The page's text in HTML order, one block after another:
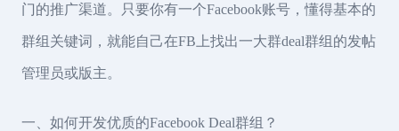
门的推广渠道。只要你有一个Facebook账号，懂得基本的
群组关键词，就能自己在FB上找出一大群deal群组的发帖
管理员或版主。
一、如何开发优质的Facebook Deal群组？